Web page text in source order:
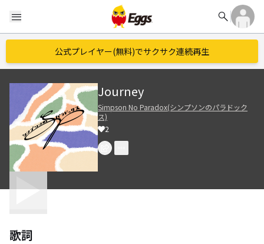
menu search
公式プレイヤー(無料)でサクサク連続再生
Journey
Simpson No Paradox(シンプソンのパラドック
ス)
2
歌詞